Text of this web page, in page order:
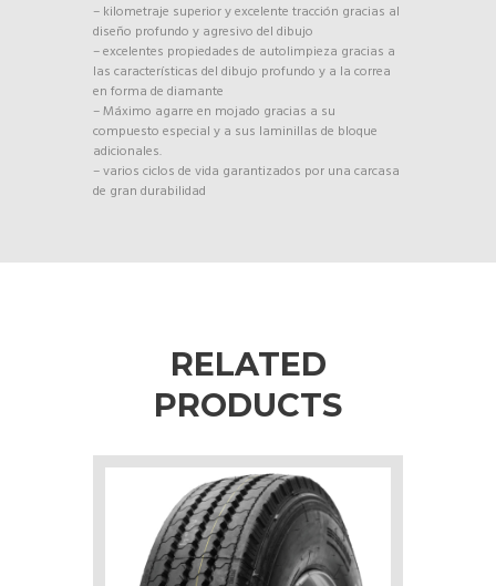
– kilometraje superior y excelente tracción gracias al
diseño profundo y agresivo del dibujo
– excelentes propiedades de autolimpieza gracias a
las características del dibujo profundo y a la correa
en forma de diamante
– Máximo agarre en mojado gracias a su
compuesto especial y a sus laminillas de bloque
adicionales.
– varios ciclos de vida garantizados por una carcasa
de gran durabilidad
RELATED
PRODUCTS